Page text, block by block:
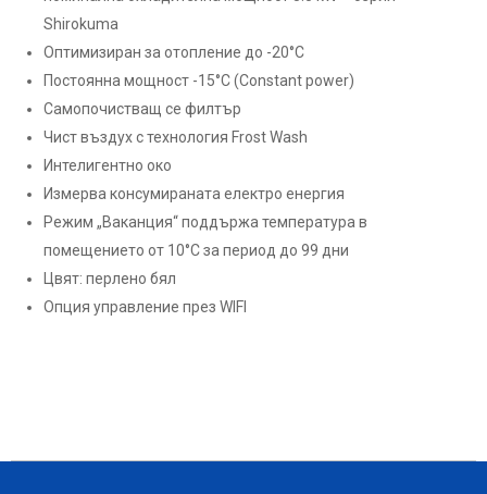
Shirokuma
Оптимизиран за отопление до -20°С
Постоянна мощност -15°С (Constant power)
Самопочистващ се филтър
Чист въздух с технология Frost Wash
Интелигентно око
Измерва консумираната електро енергия
Режим „Ваканция“ поддържа температура в
помещението от 10°C за период до 99 дни
Цвят: перлено бял
Опция управление през WIFI